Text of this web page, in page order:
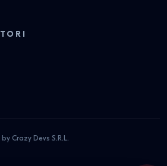
Crazy Devs S.R.L.